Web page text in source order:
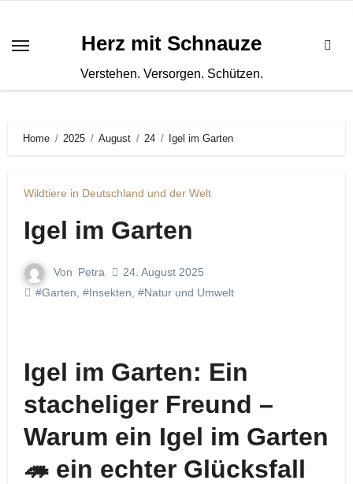
springen
Herz mit Schnauze
Verstehen. Versorgen. Schützen.
Home 2025 August 24 Igel im Garten
Wildtiere in Deutschland und der Welt
Igel im Garten
Von Petra
24. August 2025
#Garten #Insekten #Natur und Umwelt
Igel im Garten: Ein
stacheliger Freund –
Warum ein Igel im Garten
🦔 ein echter Glücksfall